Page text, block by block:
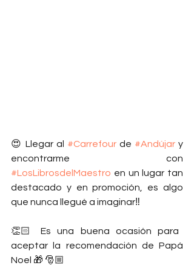
😍 Llegar al #Carrefour de #Andújar y
#LosLibrosdelMaestro en un lugar tan
destacado y en promoción, es algo
que nunca llegué a imaginar‼️
👏🏻 Es una buena ocasión para
aceptar la recomendación de Papá
Noel 🎁 🎅🏼